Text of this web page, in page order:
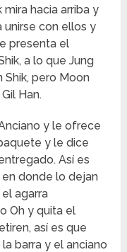
hacia arriba y
unirse con ellos y
presenta el
a lo que Jung
pero Moon
Han.
y le ofrece
y le dice
Así es
donde lo dejan
agarra
Oh y quita el
así es que
barra y el anciano